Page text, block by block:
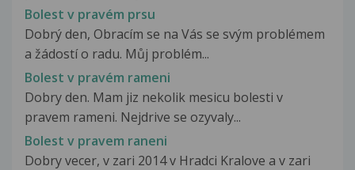
Bolest v pravém prsu
Dobrý den, Obracím se na Vás se svým problémem
a žádostí o radu. Můj problém...
Bolest v pravém rameni
Dobry den. Mam jiz nekolik mesicu bolesti v
pravem rameni. Nejdrive se ozyvaly...
Bolest v pravem raneni
Dobry vecer, v zari 2014 v Hradci Kralove a v zari